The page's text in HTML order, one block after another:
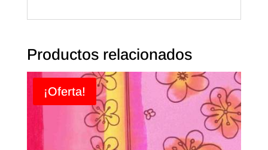
Productos relacionados
¡Oferta!